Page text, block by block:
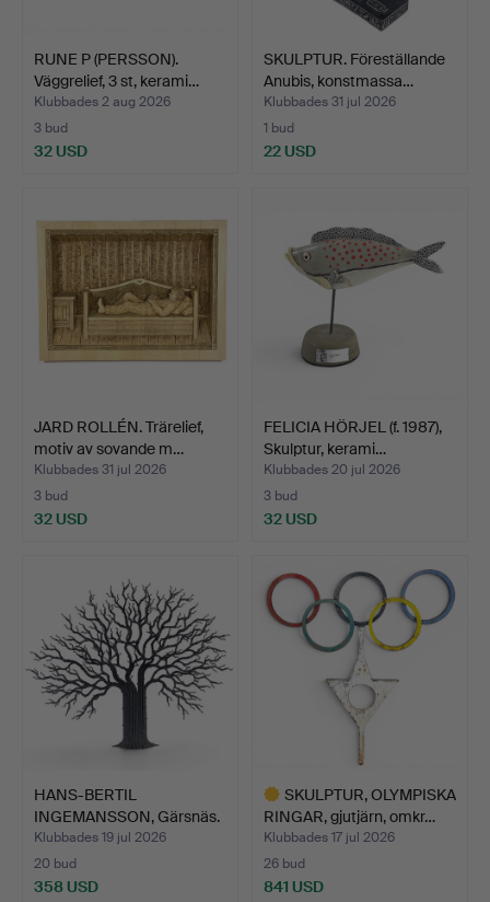
RUNE P (PERSSON).
Väggrelief, 3 st, kerami…
Klubbades 2 aug 2026
3 bud
32 USD
SKULPTUR. Föreställande
Anubis, konstmassa…
Klubbades 31 jul 2026
1 bud
22 USD
JARD ROLLÉN. Trärelief,
motiv av sovande m…
Klubbades 31 jul 2026
3 bud
32 USD
FELICIA HÖRJEL (f. 1987),
Skulptur, kerami…
Klubbades 20 jul 2026
3 bud
32 USD
HANS-BERTIL
INGEMANSSON, Gärsnäs.
Väggdeko…
Klubbades 19 jul 2026
20 bud
358 USD
SKULPTUR, OLYMPISKA
RINGAR, gjutjärn, omkr…
Klubbades 17 jul 2026
26 bud
841 USD